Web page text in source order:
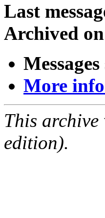
Last
Archived
More
This
edition).